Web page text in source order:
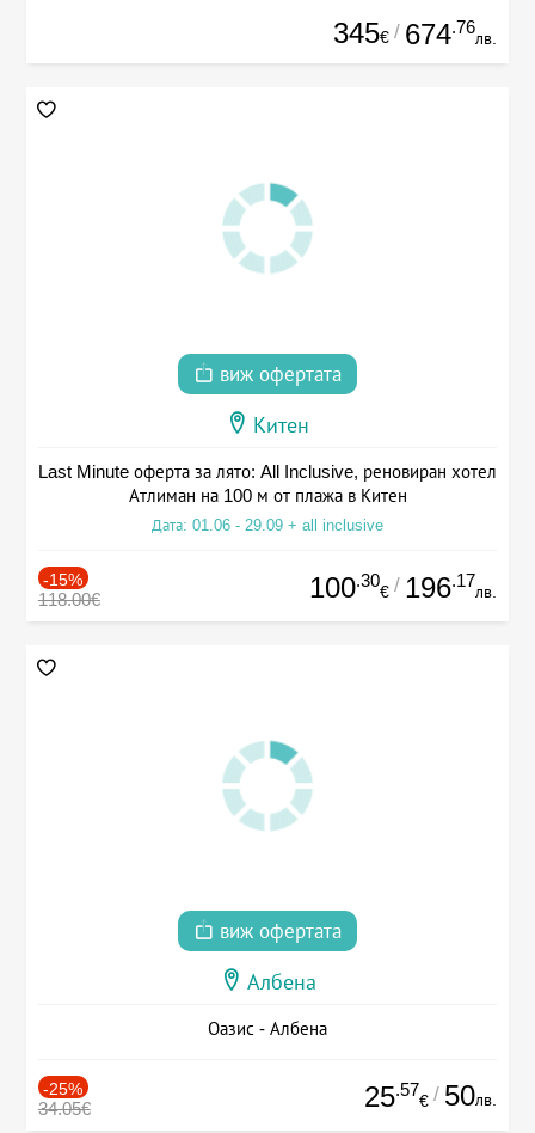
345€ / 674.76
лв.
виж офертата
Китен
Last Minute оферта за лято: All Inclusive, реновиран хотел
Атлиман на 100 м от плажа в Китен
Дата: 01.06 - 29.09 + all inclusive
-15%
118.00€ 100.30
€ / 196.17
лв.
виж офертата
Албена
Оазис - Албена
-25%
34.05€ 25.57
€ / 50лв.